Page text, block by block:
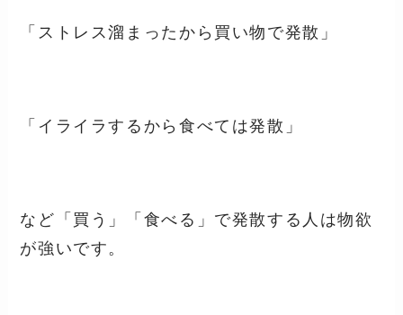
「ストレス溜まったから買い物で発散」
「イライラするから食べては発散」
など「買う」「食べる」で発散する人は物欲
が強いです。